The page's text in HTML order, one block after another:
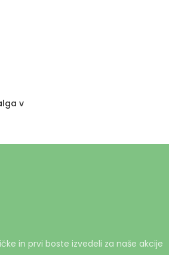
v
in prvi boste izvedeli za naše akcije